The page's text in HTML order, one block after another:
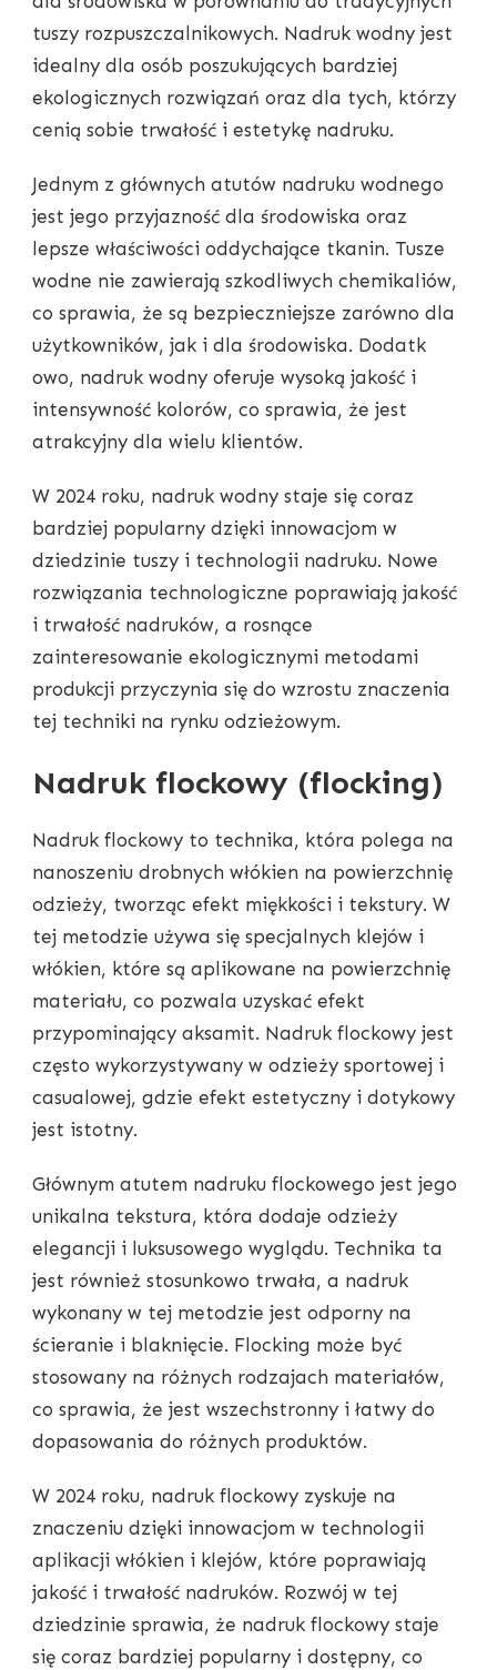
tuszy rozpuszczalnikowych. Nadruk wodny jest
idealny dla osób poszukujących bardziej
ekologicznych rozwiązań oraz dla tych, którzy
cenią sobie trwałość i estetykę nadruku.
Jednym z głównych atutów nadruku wodnego
jest jego przyjazność dla środowiska oraz
lepsze właściwości oddychające tkanin. Tusze
wodne nie zawierają szkodliwych chemikaliów,
co sprawia, że są bezpieczniejsze zarówno dla
użytkowników, jak i dla środowiska. Dodatk
owo, nadruk wodny oferuje wysoką jakość i
intensywność kolorów, co sprawia, że jest
atrakcyjny dla wielu klientów.
W 2024 roku, nadruk wodny staje się coraz
bardziej popularny dzięki innowacjom w
dziedzinie tuszy i technologii nadruku. Nowe
rozwiązania technologiczne poprawiają jakość
i trwałość nadruków, a rosnące
zainteresowanie ekologicznymi metodami
produkcji przyczynia się do wzrostu znaczenia
tej techniki na rynku odzieżowym.
Nadruk flockowy (flocking)
Nadruk flockowy to technika, która polega na
nanoszeniu drobnych włókien na powierzchnię
odzieży, tworząc efekt miękkości i tekstury. W
tej metodzie używa się specjalnych klejów i
włókien, które są aplikowane na powierzchnię
materiału, co pozwala uzyskać efekt
przypominający aksamit. Nadruk flockowy jest
często wykorzystywany w odzieży sportowej i
casualowej, gdzie efekt estetyczny i dotykowy
jest istotny.
Głównym atutem nadruku flockowego jest jego
unikalna tekstura, która dodaje odzieży
elegancji i luksusowego wyglądu. Technika ta
jest również stosunkowo trwała, a nadruk
wykonany w tej metodzie jest odporny na
ścieranie i blaknięcie. Flocking może być
stosowany na różnych rodzajach materiałów,
co sprawia, że jest wszechstronny i łatwy do
dopasowania do różnych produktów.
W 2024 roku, nadruk flockowy zyskuje na
znaczeniu dzięki innowacjom w technologii
aplikacji włókien i klejów, które poprawiają
jakość i trwałość nadruków. Rozwój w tej
dziedzinie sprawia, że nadruk flockowy staje
się coraz bardziej popularny i dostępny, co